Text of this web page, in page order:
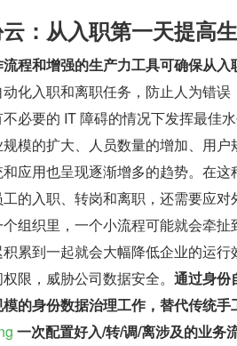
：从入职第一天提高
程和增强的生产力工具可确保从入
化入职和离职任务，防止人为错
必要的 IT 障碍的情况下发挥最佳
模的扩大、人员数量的增加、用
应用也呈现逐渐增多的趋势。在
的入职、转岗和离职，还需要应
组织里，一个小流程可能就会牵扯
累到一起就会大幅降低企业的运
限，威胁公司数据安全。 通过身份
的身份数据治理工作，替代传统手
一次配置好入/转/调/离涉及的业务